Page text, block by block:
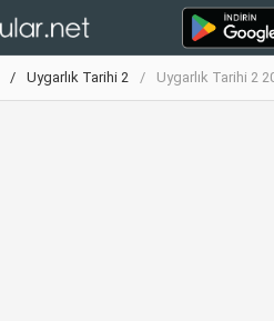
Uygarlık Tarihi 2 Uygarlık Tarihi 2